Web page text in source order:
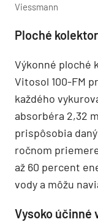
Viessmann
Ploché
Výkonné ploché
Vitosol 100-FM
každého
absorbéra 2,32
prispôsobia
ročnom
až 60 percent
vody a môžu
Vysoko účinné